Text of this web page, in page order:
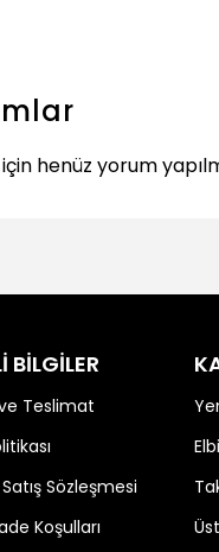
henüz yorum
BİLGİLER
Teslimat
Sözleşmesi
Koşulları